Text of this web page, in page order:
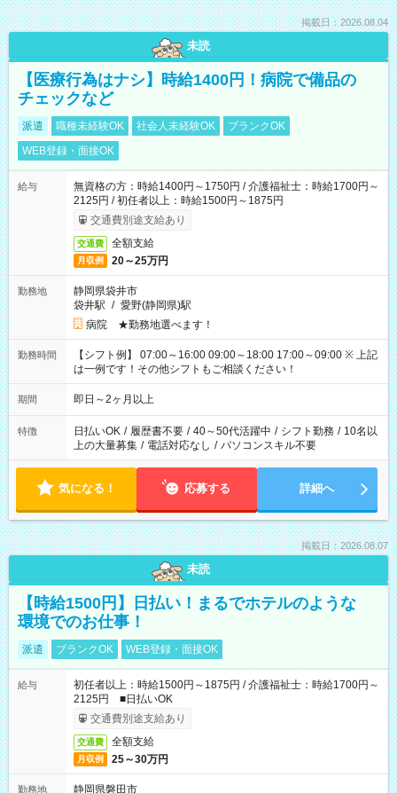
掲載日：2026.08.04
未読
【医療行為はナシ】時給1400円！病院で備品の
チェックなど
派遣 職種未経験OK 社会人未経験OK
ブランクOK
WEB登録・面接OK
給与
無資格の方：時給1400円～1750円 / 介護福祉士：時給1700円～
2125円 / 初任者以上：時給1500円～1875円
交通費別途支給あり
交通費 全額支給
月収例 20～25万円
勤務地
静岡県袋井市
袋井駅 / 愛野(静岡県)駅
病院 ★勤務地選べます！
勤務時間
【シフト例】 07:00～16:00 09:00～18:00 17:00～09:00 ※ 上記
は一例です！その他シフトもご相談ください！
期間 即日～2ヶ月以上
特徴 日払いOK / 履歴書不要 / 40～50代活躍中 / シフト勤務 / 10名以
上の大量募集 / 電話対応なし / パソコンスキル不要
気になる！ 応募する 詳細へ
掲載日：2026.08.07
未読
【時給1500円】日払い！まるでホテルのような
環境でのお仕事！
派遣 ブランクOK WEB登録・面接OK
給与
初任者以上：時給1500円～1875円 / 介護福祉士：時給1700円～
2125円 ■日払いOK
交通費別途支給あり
交通費 全額支給
月収例 25～30万円
勤務地 静岡県磐田市